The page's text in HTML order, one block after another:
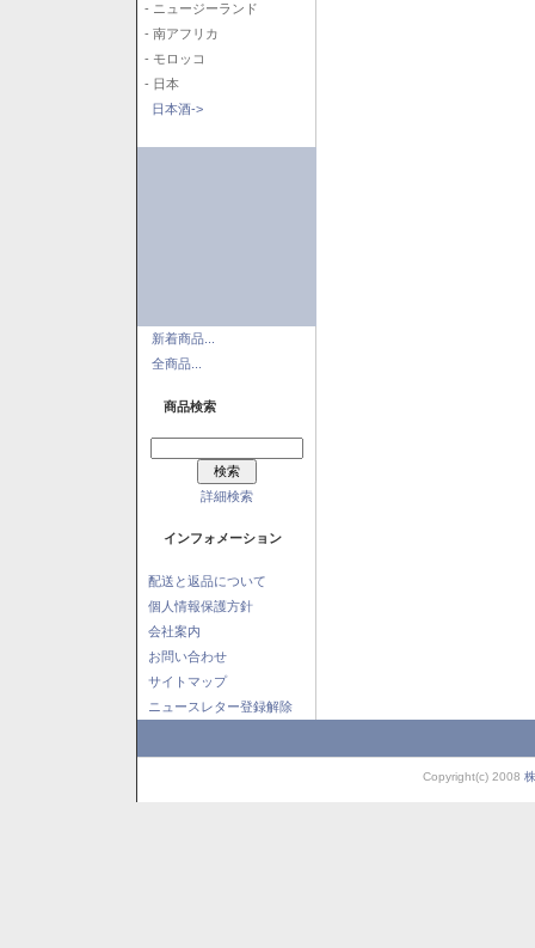
- ニュージーランド
- 南アフリカ
- モロッコ
- 日本
日本酒->
新着商品...
全商品...
商品検索
詳細検索
インフォメーション
配送と返品について
個人情報保護方針
会社案内
お問い合わせ
サイトマップ
ニュースレター登録解除
Copyright(c) 2008